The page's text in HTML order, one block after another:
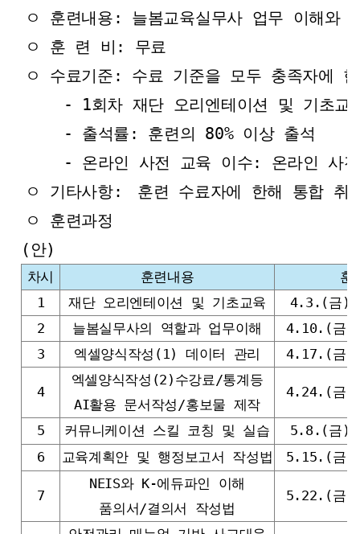
ㅇ 훈련내용: 늘봄교육실무사 업무 이해와
ㅇ 훈 련 비: 무료
ㅇ 수료기준: 수료 기준을 모두 충족자에
- 1회차 재단 오리엔테이션 및 기초교
- 출석률: 훈련의 80% 이상 출석
- 온라인 사전 교육 이수: 온라인 사
ㅇ 기타사항:
훈련 수료자에 한해 통합 취
ㅇ 훈련과정
(안)
차시 훈련내용
훈
1
재단 오리엔테이션 및 기초교육
4.3.(금)
2
늘봄실무사의 역할과 업무이해
4.10.(금)
3
엑셀양식작성(1) 데이터 관리 4.17.(금)
4
엑셀양식작성(2)수강료/통계등
AI활용 문서작성/홍보물 제작
4.24.(금)
5 커뮤니케이션 스킬 코칭 및 실습
5.8.(금)
6
교육계획안 및 행정보고서 작성법 5.15.(금)
7
NEIS와 K-에듀파인 이해
품의서/결의서 작성법
5.22.(금)